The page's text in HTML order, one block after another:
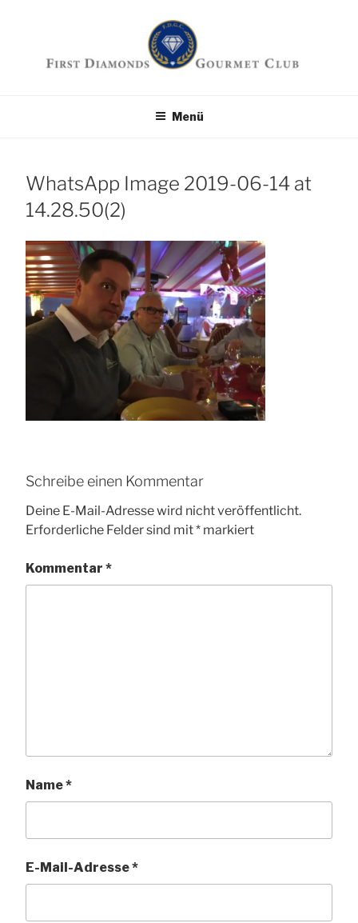
Menü
WhatsApp Image 2019-06-14 at
14.28.50(2)
Schreibe einen Kommentar
Deine E-Mail-Adresse wird nicht veröffentlicht.
Erforderliche Felder sind mit* markiert
Kommentar *
Name*
E-Mail-Adresse*